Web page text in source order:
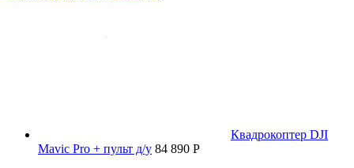
Квадрокоптер DJI
Mavic Pro + пульт д/у 84 890 P